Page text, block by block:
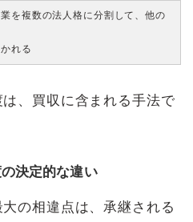
を複数の法人格に分割して、他の
れる
は、買収に含まれる手法で
決定的な違い
の相違点は、承継される